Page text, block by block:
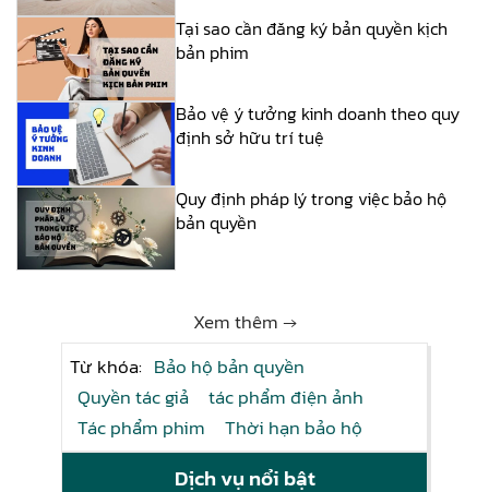
Tại sao cần đăng ký bản quyền kịch
bản phim
Bảo vệ ý tưởng kinh doanh theo quy
định sở hữu trí tuệ
Quy định pháp lý trong việc bảo hộ
bản quyền
Xem thêm →
Từ khóa: Bảo hộ bản quyền
Quyền tác giả
tác phẩm điện ảnh
Tác phẩm phim
Thời hạn bảo hộ
Dịch vụ nổi bật